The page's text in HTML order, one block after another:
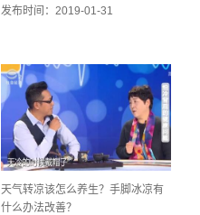
发布时间：2019-01-31
天气转凉该怎么养生？手脚冰凉有
什么办法改善？